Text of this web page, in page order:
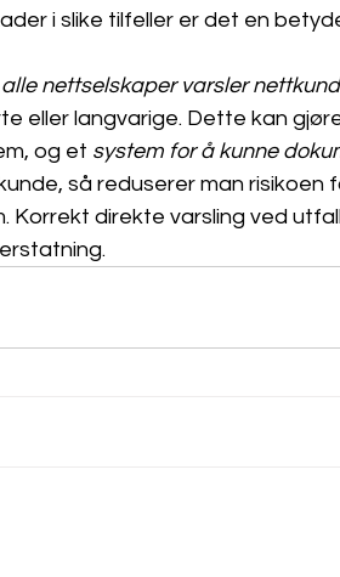
i slike tilfeller er det en
alle nettselskaper varsler
eller langvarige. Dette kan
og et system for å kunne
så reduserer man risikoen
Korrekt direkte varsling ved